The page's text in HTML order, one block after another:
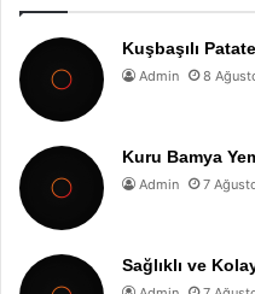
Kuşbaşılı
Admin 8
Kuru Bamya
Admin 7
Sağlıklı ve